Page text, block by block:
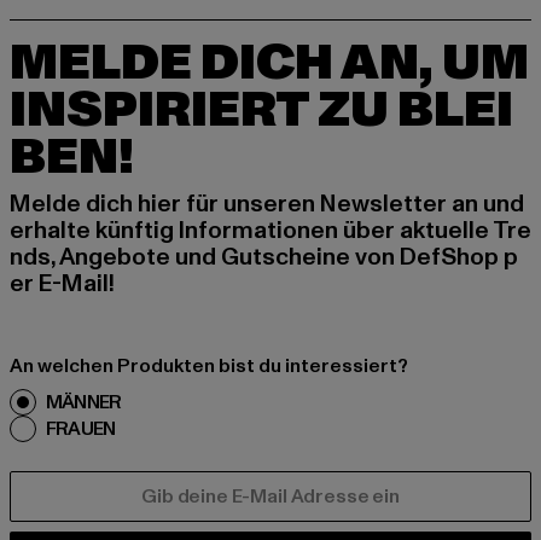
MELDE DICH AN, UM
INSPIRIERT ZU BLEI
BEN!
Melde dich hier für unseren Newsletter an und
erhalte künftig Informationen über aktuelle Tre
nds, Angebote und Gutscheine von DefShop p
er E-Mail!
An welchen Produkten bist du interessiert?
MÄNNER
FRAUEN